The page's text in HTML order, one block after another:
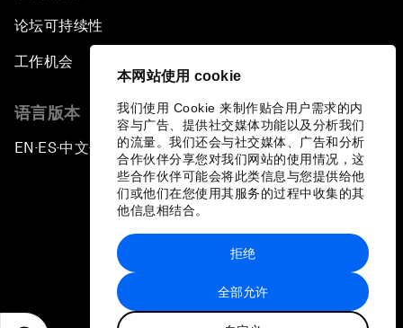
本网站使用 cookie
我们使用 Cookie 来制作贴合用户需求的内
容与广告、提供社交媒体功能以及分析我们
的流量。我们还会与社交媒体、广告和分析
合作伙伴分享您对我们网站的使用情况，这
些合作伙伴可能会将此类信息与您提供给他
们或他们在您使用其服务的过程中收集的其
他信息相结合。
全部允许
拒绝
论坛可持续性
工作机会
语言版本
EN ▪ ES▪中文▪ 日本語
站点地图